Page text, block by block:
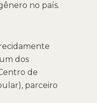
no país.
dos
de
parceiro